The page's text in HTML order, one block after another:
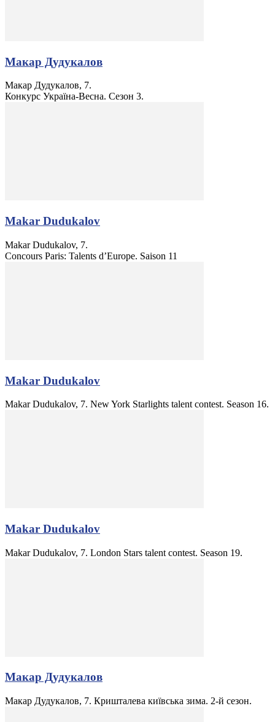
Макар Дудукалов
Макар Дудукалов, 7.
Конкурс Україна-Весна. Сезон 3.
Makar Dudukalov
Makar Dudukalov, 7.
Concours Paris: Talents d’Europe. Saison 11
Makar Dudukalov
Makar Dudukalov, 7. New York Starlights talent contest. Season 16.
Makar Dudukalov
Makar Dudukalov, 7. London Stars talent contest. Season 19.
Макар Дудукалов
Макар Дудукалов, 7. Кришталева київська зима. 2-й сезон.